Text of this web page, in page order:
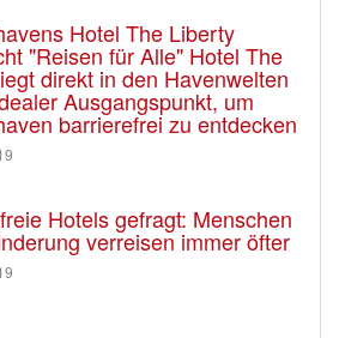
Hotel The Liberty
"Reisen für Alle" Hotel The
direkt in den Havenwelten
Ausgangspunkt, um
barrierefrei zu entdecken
Hotels gefragt: Menschen
verreisen immer öfter